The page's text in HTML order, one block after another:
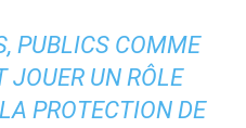
PUBLICS COMME
JOUER UN RÔLE
PROTECTION DE